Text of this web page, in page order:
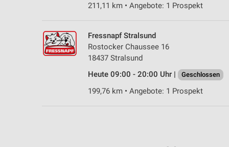
211,11 km • Angebote: 1 Prospekt
Fressnapf Stralsund
Rostocker Chaussee 16
18437 Stralsund
Heute 09:00 - 20:00 Uhr |
Geschlossen
199,76 km • Angebote: 1 Prospekt